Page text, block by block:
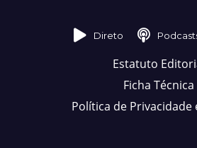
Direto
Estatuto
Ficha Técnica
Política de Privacidade